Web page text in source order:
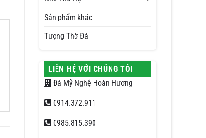
Sản phẩm khác
Tượng Thờ Đá
LIÊN HỆ VỚI CHÚNG TÔI
Đá Mỹ Nghệ Hoàn Hương
0914.372.911
0985.815.390